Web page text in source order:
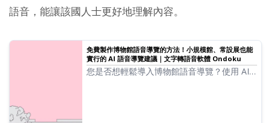
語音，能讓該國人士更好地理解內容。
免費製作博物館語音導覽的方法！小規模館、常設展也能
實行的 AI 語音導覽建議｜文字轉語音軟體 Ondoku
您是否想輕鬆導入博物館語音導覽？使用 AI